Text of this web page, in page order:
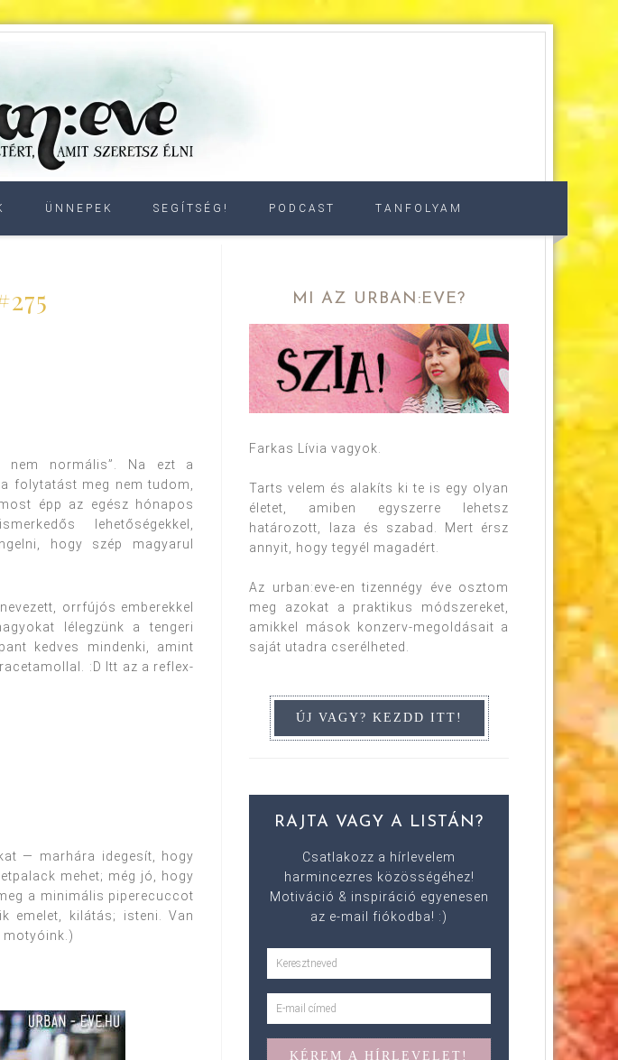
ÜNNEPEK SEGÍTSÉG! PODCAST TANFOLYAM
nem normális”. Na ezt a
folytatást meg nem tudom,
épp az egész hónapos
lehetőségekkel,
hogy szép magyarul
orrfújós emberekkel
lélegzünk a tengeri
kedves mindenki, amint
:D Itt az a reflex-
— marhára idegesít, hogy
mehet; még jó, hogy
a minimális piperecuccot
emelet, kilátás; isteni. Van
motyóink.)
MI AZ URBAN:EVE?
Farkas Lívia vagyok.
Tarts velem és alakíts ki te is egy olyan
életet, amiben egyszerre lehetsz
határozott, laza és szabad. Mert érsz
annyit, hogy tegyél magadért.
Az urban:eve-en tizennégy éve osztom
meg azokat a praktikus módszereket,
amikkel mások konzerv-megoldásait a
saját utadra cserélheted.
RAJTA VAGY A LISTÁN?
Csatlakozz a hírlevelem
harmincezres közösségéhez!
Motiváció & inspiráció egyenesen
az e-mail fiókodba! :)